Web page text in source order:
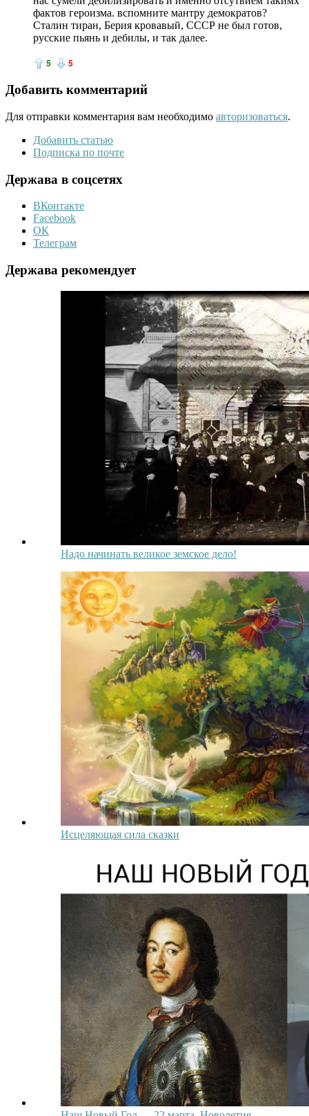
фактов героизма. вспомните мантру демократов?
Сталин тиран, Берия кровавый, СССР не был готов,
русские пьянь и дебилы, и так далее.
5 5
Добавить комментарий
Для отправки комментария вам необходимо авторизоваться.
Добавить статью
Подписка по почте
Держава в соцсетях
ВКонтакте
Facebook
ОК
Телеграм
Держава рекомендует
Надо начинать великое земское дело!
Исцеляющая сила сказки